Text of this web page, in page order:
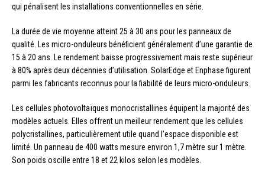
qui pénalisent les installations conventionnelles en série.
La durée de vie moyenne atteint 25 à 30 ans pour les panneaux de
qualité. Les micro-onduleurs bénéficient généralement d’une garantie de
15 à 20 ans. Le rendement baisse progressivement mais reste supérieur
à 80% après deux décennies d’utilisation. SolarEdge et Enphase figurent
parmi les fabricants reconnus pour la fiabilité de leurs micro-onduleurs.
Les cellules photovoltaïques monocristallines équipent la majorité des
modèles actuels. Elles offrent un meilleur rendement que les cellules
polycristallines, particulièrement utile quand l’espace disponible est
limité. Un panneau de 400 watts mesure environ 1,7 mètre sur 1 mètre.
Son poids oscille entre 18 et 22 kilos selon les modèles.